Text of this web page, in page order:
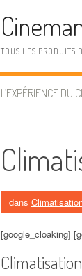
TOUS LES PRODUITS
L’EXPÉRIENCE DU
dans
[google_cloaking]